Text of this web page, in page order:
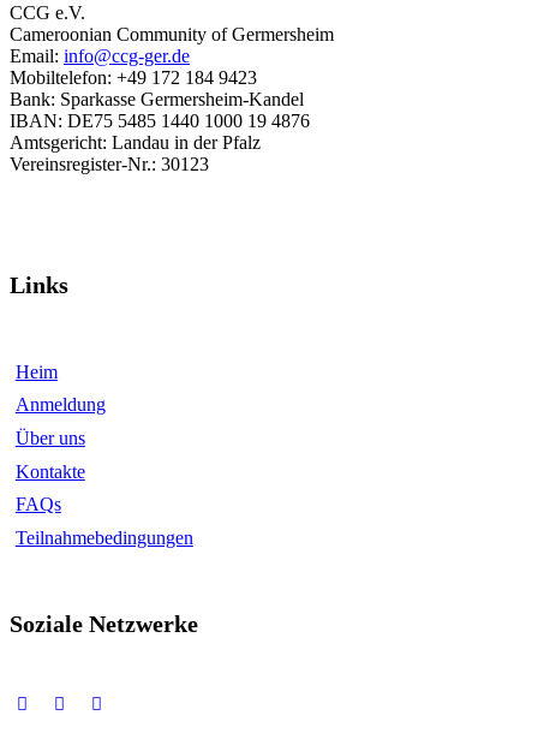
CCG e.V.
Cameroonian Community of Germersheim
Email: info@ccg-ger.de
Mobiltelefon: +49 172 184 9423
Bank: Sparkasse Germersheim-Kandel
IBAN: DE75 5485 1440 1000 19 4876
Amtsgericht: Landau in der Pfalz
Vereinsregister-Nr.: 30123
Links
Heim
Anmeldung
Über uns
Kontakte
FAQs
Teilnahmebedingungen
Soziale Netzwerke